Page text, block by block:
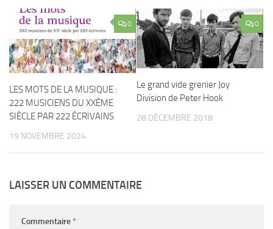
0
LES MOTS DE LA MUSIQUE :
222 MUSICIENS DU XXÈME
SIÈCLE PAR 222 ÉCRIVAINS
19 NOVEMBRE 2024
0
Le grand vide grenier Joy
Division de Peter Hook
28 DÉCEMBRE 2018
LAISSER UN COMMENTAIRE
Commentaire*